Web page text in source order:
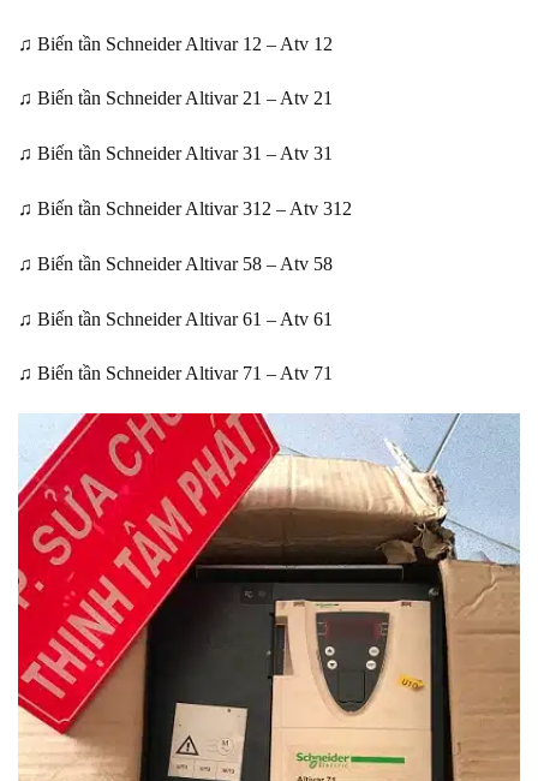
♫ Biến tần Schneider Altivar 12 – Atv 12
♫ Biến tần Schneider Altivar 21 – Atv 21
♫ Biến tần Schneider Altivar 31 – Atv 31
♫ Biến tần Schneider Altivar 312 – Atv 312
♫ Biến tần Schneider Altivar 58 – Atv 58
♫ Biến tần Schneider Altivar 61 – Atv 61
♫ Biến tần Schneider Altivar 71 – Atv 71